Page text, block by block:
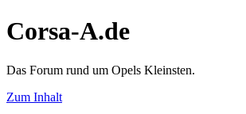
Corsa-A.de
Das Forum rund um Opels Kleinsten.
Zum Inhalt